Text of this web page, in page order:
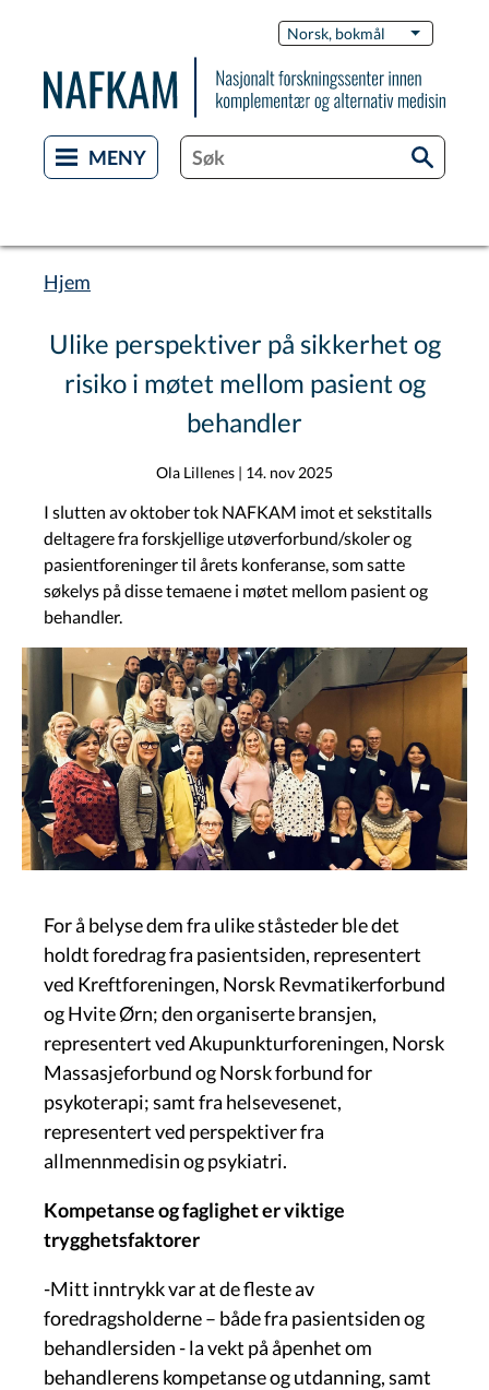
hovedinnhold
Norsk, bokmål List flere
Hjem
Ulike perspektiver på sikkerhet og
risiko i møtet mellom pasient og
behandler
Ola Lillenes | 14. nov 2025
I slutten av oktober tok NAFKAM imot et sekstitalls
deltagere fra forskjellige utøverforbund/skoler og
pasientforeninger til årets konferanse, som satte
søkelys på disse temaene i møtet mellom pasient og
behandler.
Image
For å belyse dem fra ulike ståsteder ble det
holdt foredrag fra pasientsiden, representert
ved Kreftforeningen, Norsk Revmatikerforbund
og Hvite Ørn; den organiserte bransjen,
representert ved Akupunkturforeningen, Norsk
Massasjeforbund og Norsk forbund for
psykoterapi; samt fra helsevesenet,
representert ved perspektiver fra
allmennmedisin og psykiatri.
Kompetanse og faglighet er viktige
trygghetsfaktorer
-Mitt inntrykk var at de fleste av
foredragsholderne – både fra pasientsiden og
behandlersiden - la vekt på åpenhet om
behandlerens kompetanse og utdanning, samt